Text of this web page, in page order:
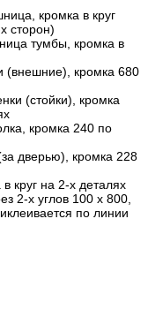
кромка в круг
сторон)
тумбы, кромка в
(внешние), кромка 680
(стойки), кромка
кромка 240 по
дверью), кромка 228
круг на 2-х деталях
2-х углов 100 х 800,
по линии